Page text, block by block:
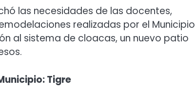
las necesidades de las docentes,
realizadas por el Municipio
al sistema de cloacas, un nuevo patio
Tigre